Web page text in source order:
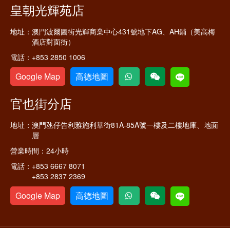
皇朝光輝苑店
地址： 澳門波爾圖街光輝商業中心431號地下AG、AH鋪（美高梅
酒店對面街）
電話： +853 2850 1006
Google Map 高德地圖
官也街分店
地址： 澳門氹仔告利雅施利華街81A-85A號一樓及二樓地庫、地面
層
營業時間： 24小時
電話： +853 6667 8071
+853 2837 2369
Google Map 高德地圖